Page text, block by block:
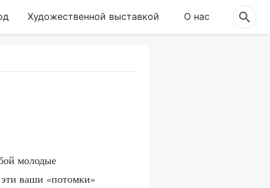
Художественной выставкой О нас
молодые
ваши «потомки»